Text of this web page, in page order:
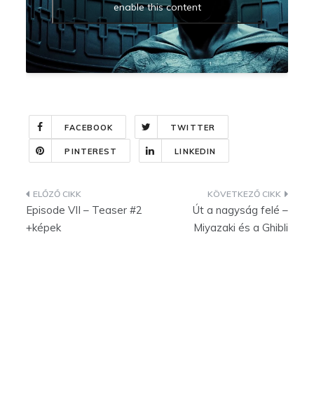
enable this content
FACEBOOK TWITTER
PINTEREST LINKEDIN
Bejegyzés
navigáció
Episode VII – Teaser #2
+képek
Út a nagyság felé –
Miyazaki és a Ghibli